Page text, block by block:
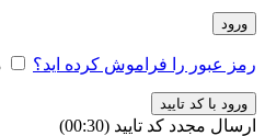
ورود
رمز عبور را فراموش کرده اید؟
ورود با کد تایید
ارسال مجدد کد تایید (00:
30
)